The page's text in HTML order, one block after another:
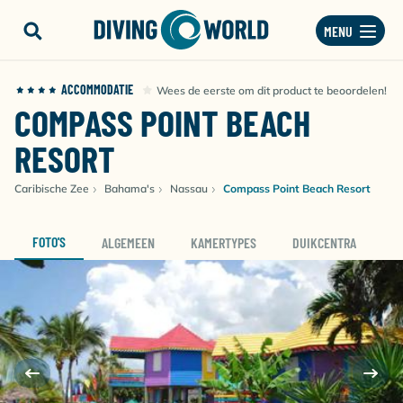
MENU
ACCOMMODATIE Wees de eerste om dit product te beoordelen!
COMPASS POINT BEACH
RESORT
Caribische Zee Bahama's Nassau Compass Point Beach Resort
FOTO'S ALGEMEEN KAMERTYPES DUIKCENTRA